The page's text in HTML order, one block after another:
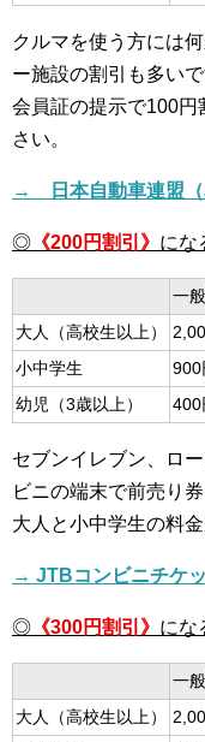
クルマを使う方には
ー施設の割引も多いで
会員証の提示で100
さい。
→ 日本自動車連盟（
◎ 《200円割引》 にな
一
大人（高校生以上）
小中学生
900
幼児（3歳以上）
400
セブンイレブン、ロ
ビニの端末で前売り
大人と小中学生の料
→ JTBコンビニチケ
◎ 《300円割引》 にな
一
大人（高校生以上）